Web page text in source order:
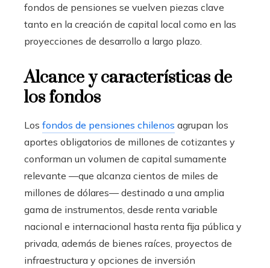
fondos de pensiones se vuelven piezas clave
tanto en la creación de capital local como en las
proyecciones de desarrollo a largo plazo.
Alcance y características de
los fondos
Los fondos de pensiones chilenos agrupan los
aportes obligatorios de millones de cotizantes y
conforman un volumen de capital sumamente
relevante —que alcanza cientos de miles de
millones de dólares— destinado a una amplia
gama de instrumentos, desde renta variable
nacional e internacional hasta renta fija pública y
privada, además de bienes raíces, proyectos de
infraestructura y opciones de inversión